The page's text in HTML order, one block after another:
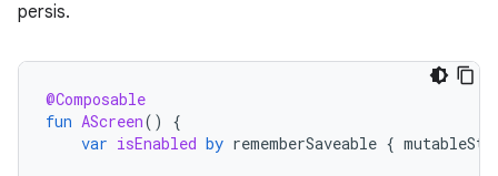
persis.
@Composable
fun AScreen()
{
var isEnabled by rememberSaveable {